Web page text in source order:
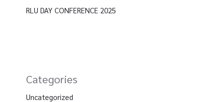
RLU DAY CONFERENCE 2025
Categories
Uncategorized